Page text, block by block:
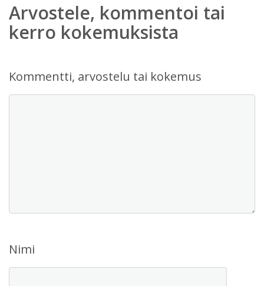
Arvostele, kommentoi tai
kerro kokemuksista
Kommentti, arvostelu tai kokemus
Nimi